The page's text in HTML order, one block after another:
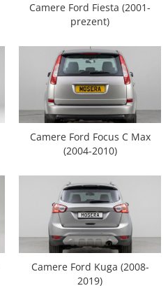
Camere Ford Fiesta (2001-
prezent)
Camere Ford Focus C Max
(2004-2010)
Camere Ford Kuga (2008-
2019)